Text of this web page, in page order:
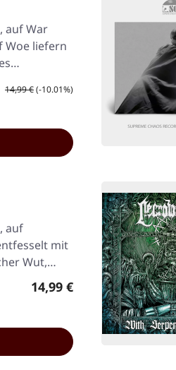
auf War
Woe liefern
Regulärer Preis:
14,99 €(-10.01%)
auf
mit
Wut,…
Regulärer Preis:
14,99 €